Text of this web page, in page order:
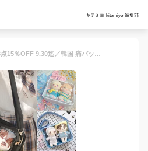
キテミヨ-kitemiyo-編集部
＼全店中1点7%OFF＆3点15％OFF 9.30迄／韓国 痛バッグ ブラック ショルダーバッグ トートバッグオタク20cmぬいぐるみ無地 痛バ 痛バッグ 痛バック かわいい 痛ショルダー 通勤/通学 マルチショルダーバッグ大容量 斜めがけ ワンショルダーバッグ